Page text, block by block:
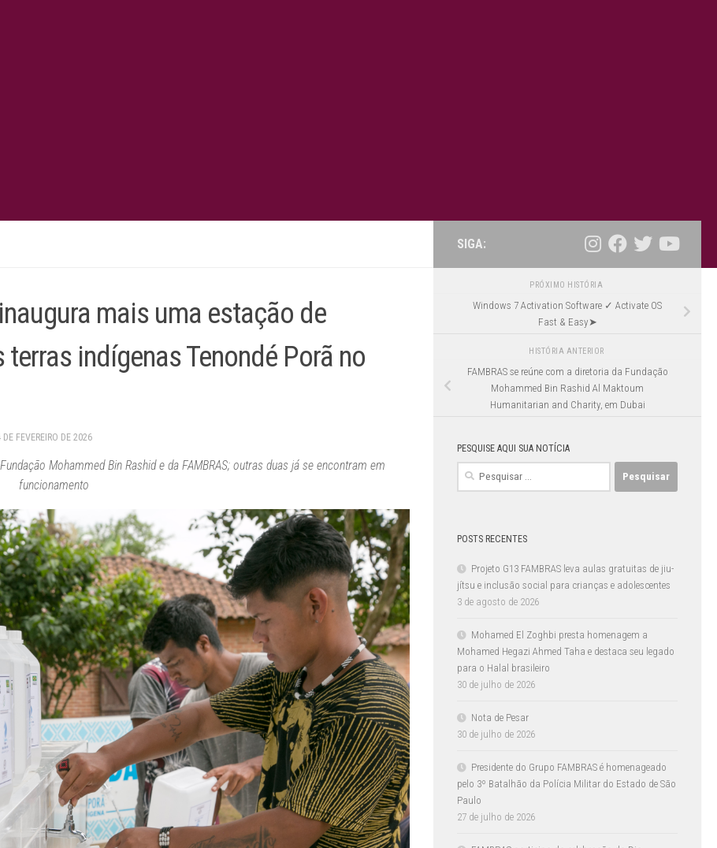
mais uma estação de
indígenas Tenondé Porã no
DE FEVEREIRO DE 2026
Mohammed Bin Rashid e da FAMBRAS; outras duas já se encontram em
funcionamento
SIGA:
PRÓXIMO HISTÓRIA
Windows 7 Activation Software ✓ Activate OS
Fast & Easy➤
HISTÓRIA ANTERIOR
FAMBRAS se reúne com a diretoria da Fundação
Mohammed Bin Rashid Al Maktoum
Humanitarian and Charity, em Dubai
PESQUISE AQUI SUA NOTÍCIA
Pesquisar
POSTS RECENTES
Projeto G13 FAMBRAS leva aulas gratuitas de jiu-
jítsu e inclusão social para crianças e adolescentes
3 de agosto de 2026
Mohamed El Zoghbi presta homenagem a
Mohamed Hegazi Ahmed Taha e destaca seu legado
para o Halal brasileiro
30 de julho de 2026
Nota de Pesar
30 de julho de 2026
Presidente do Grupo FAMBRAS é homenageado
pelo 3º Batalhão da Polícia Militar do Estado de São
Paulo
27 de julho de 2026